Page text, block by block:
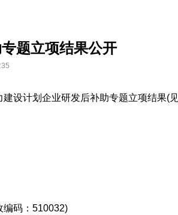
题立项结果公开
计划企业研发后补助专题立项结果(见
码：510032)